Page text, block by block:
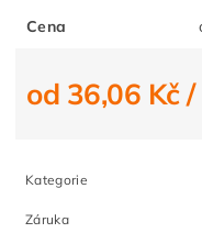
Cena
od 36,06 Kč/
Kategorie
Záruka